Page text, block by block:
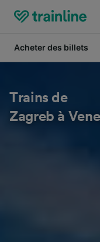
Acheter des billets
Trains de
Zagreb à